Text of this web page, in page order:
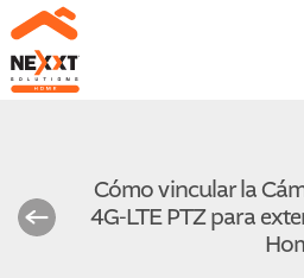
Cómo vincular la
4G-LTE PTZ para